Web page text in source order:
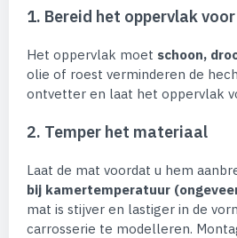
1. Bereid het oppervlak voor
Het oppervlak moet schoon,
olie of roest verminderen de
ontvetter en laat het oppervlak
2. Temper het materiaal
Laat de mat voordat u hem
bij kamertemperatuur
mat is stijver en lastiger in de
carrosserie te modelleren.